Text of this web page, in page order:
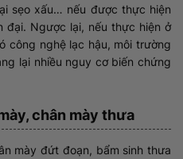
sẹo xấu… nếu được thực hiện
đại. Ngược lại, nếu thực hiện ở
công nghệ lạc hậu, môi trường
lại nhiều nguy cơ biến chứng
chân mày thưa
mày đứt đoạn, bẩm sinh thưa